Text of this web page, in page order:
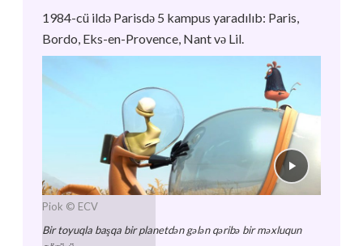
1984-cü ildə Parisdə 5 kampus yaradılıb: Paris,
Bordo, Eks-en-Provence, Nant və Lil.
Piok © ECV
Bir toyuqla başqa bir planetdən gələn qəribə bir məxluqun